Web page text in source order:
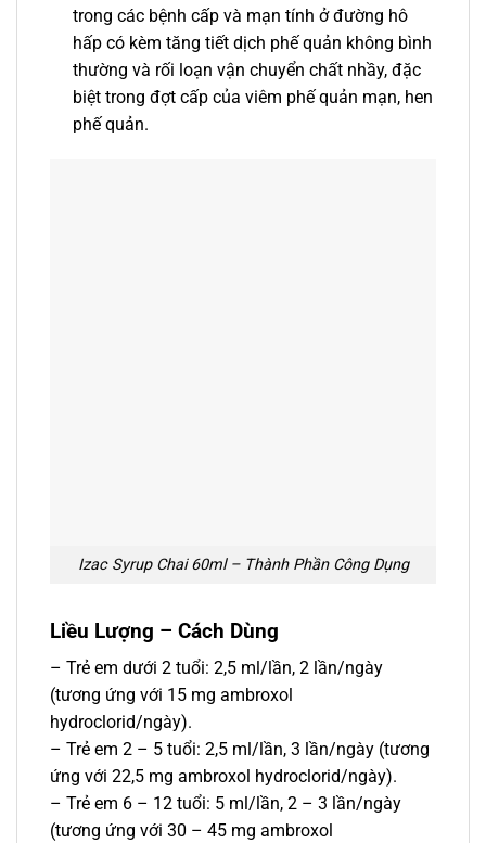
trong các bệnh cấp và mạn tính ở đường hô
hấp có kèm tăng tiết dịch phế quản không bình
thường và rối loạn vận chuyển chất nhầy, đặc
biệt trong đợt cấp của viêm phế quản mạn, hen
phế quản.
Izac Syrup Chai 60ml – Thành Phần Công Dụng
Liều Lượng – Cách Dùng
– Trẻ em dưới 2 tuổi: 2,5 ml/lần, 2 lần/ngày
(tương ứng với 15 mg ambroxol
hydroclorid/ngày).
– Trẻ em 2 – 5 tuổi: 2,5 ml/lần, 3 lần/ngày (tương
ứng với 22,5 mg ambroxol hydroclorid/ngày).
– Trẻ em 6 – 12 tuổi: 5 ml/lần, 2 – 3 lần/ngày
(tương ứng với 30 – 45 mg ambroxol